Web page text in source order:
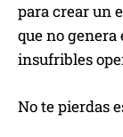
para crear un
que no genera
insufribles
No te pierdas